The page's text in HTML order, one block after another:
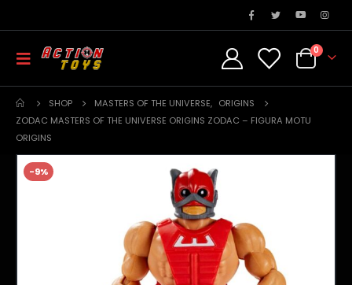
0
SHOP MASTERS OF THE UNIVERSE, ORIGINS
ZODAC MASTERS OF THE UNIVERSE ORIGINS ZODAC – FIGURA MOTU
ORIGINS
-9%